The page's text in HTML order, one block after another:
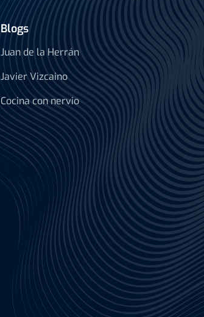
Blogs
Juan de la Herrán
Javier Vizcaino
Cocina con nervio